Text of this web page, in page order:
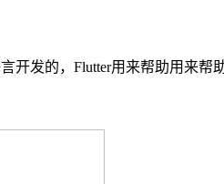
开发的，Flutter用来帮助用来